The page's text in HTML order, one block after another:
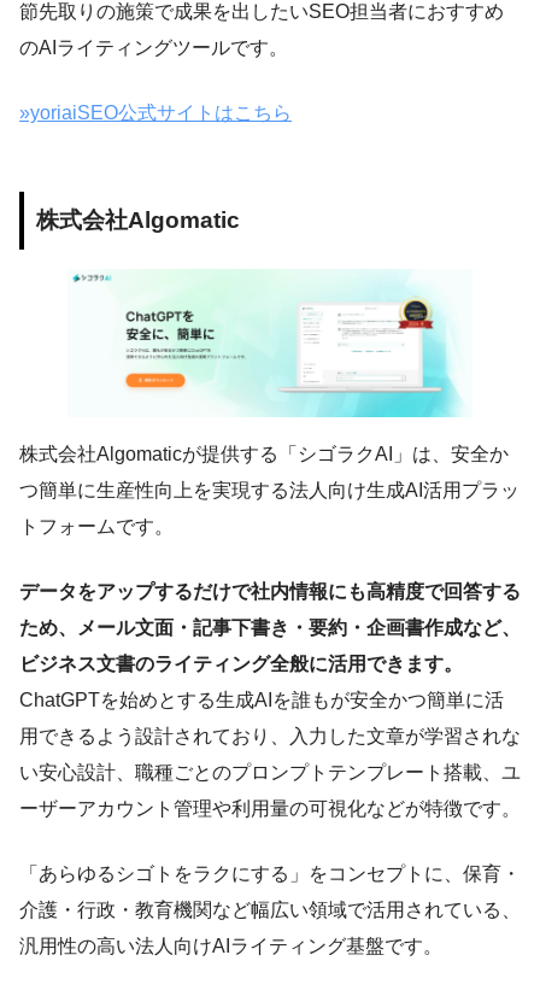
節先取りの施策で成果を出したいSEO担当者におすすめ
のAIライティングツールです。
»yoriaiSEO公式サイトはこちら
株式会社Algomatic
株式会社Algomaticが提供する「シゴラクAI」は、安全か
つ簡単に生産性向上を実現する法人向け生成AI活用プラッ
トフォームです。
データをアップするだけで社内情報にも高精度で回答する
ため、メール文面・記事下書き・要約・企画書作成など、
ビジネス文書のライティング全般に活用できます。
ChatGPTを始めとする生成AIを誰もが安全かつ簡単に活
用できるよう設計されており、入力した文章が学習されな
い安心設計、職種ごとのプロンプトテンプレート搭載、ユ
ーザーアカウント管理や利用量の可視化などが特徴です。
「あらゆるシゴトをラクにする」をコンセプトに、保育・
介護・行政・教育機関など幅広い領域で活用されている、
汎用性の高い法人向けAIライティング基盤です。